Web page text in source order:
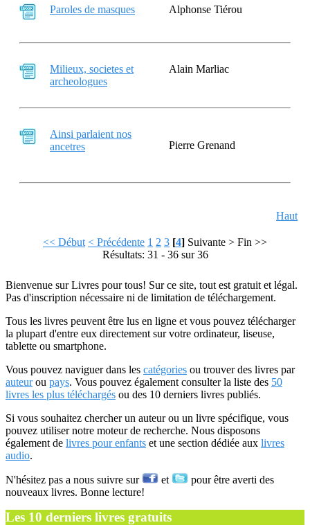
Paroles de masques Alphonse Tiérou
Milieux, societes et
archeologues
Alain Marliac
Ainsi parlaient nos
ancetres
Pierre Grenand
Haut
<< Début < Précédente 1 2 3 [4] Suivante > Fin >>
Résultats: 31 - 36 sur 36
Bienvenue sur Livres pour tous! Sur ce site, tout est gratuit et légal.
Pas d'inscription nécessaire ni de limitation de téléchargement.
Tous les livres peuvent être lus en ligne et vous pouvez télécharger
la plupart d'entre eux directement sur votre ordinateur, liseuse,
tablette ou smartphone.
Vous pouvez naviguer dans les catégories ou trouver des livres par
auteurou pays. Vous pouvez également consulter la liste des 50
livres les plus téléchargés ou des 10 derniers livres publiés.
Si vous souhaitez chercher un auteur ou un livre spécifique, vous
pouvez utiliser notre moteur de recherche. Nous disposons
également de livres pour enfants et une section dédiée aux livres
audio.
N'hésitez pas a nous suivre sur et
pour être averti des
nouveaux livres. Bonne lecture!
Les 10 derniers livres gratuits